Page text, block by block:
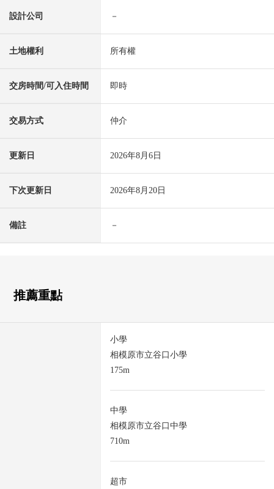
設計公司 －
土地權利 所有權
交房時間/可入住時間 即時
交易方式 仲介
更新日 2026年8月6日
下次更新日 2026年8月20日
備註 －
推薦重點
小學
相模原市立谷口小學
175m
中學
相模原市立谷口中學
710m
超市